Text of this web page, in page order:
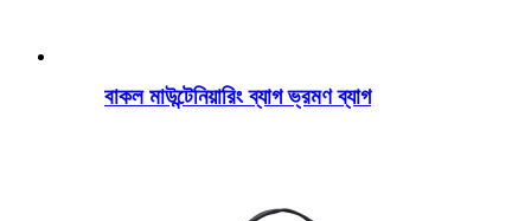
বাকল মাউন্টেনিয়ারিং ব্যাগ ভ্রমণ ব্যাগ